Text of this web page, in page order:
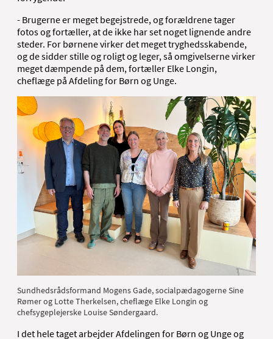
- Brugerne er meget begejstrede, og forældrene tager
fotos og fortæller, at de ikke har set noget lignende andre
steder. For børnene virker det meget tryghedsskabende,
og de sidder stille og roligt og leger, så omgivelserne virker
meget dæmpende på dem, fortæller Elke Longin,
cheflæge på Afdeling for Børn og Unge.
Sundhedsrådsformand Mogens Gade, socialpædagogerne Sine
Rømer og Lotte Therkelsen, cheflæge Elke Longin og
chefsygeplejerske Louise Søndergaard.
I det hele taget arbejder Afdelingen for Børn og Unge og